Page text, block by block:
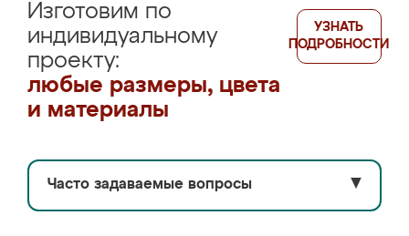
Изготовим по
индивидуальному
проекту:
любые размеры, цвета
и материалы
УЗНАТЬ
ПОДРОБНОСТИ
Часто задаваемые вопросы ▼